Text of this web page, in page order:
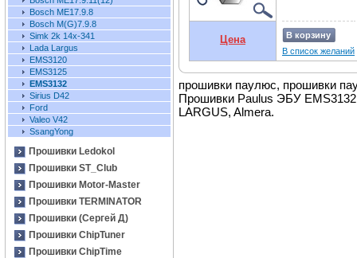
Bosch ME17.9.8
Bosch M(G)7.9.8
Simk 2k 14x-341
Lada Largus
EMS3120
EMS3125
EMS3132
Sirius D42
Ford
Valeo V42
SsangYong
Прошивки Ledokol
Прошивки ST_Club
Прошивки Motor-Master
Прошивки TERMINATOR
Прошивки (Сергей Д)
Прошивки ChipTuner
Прошивки ChipTime
Цена
В корзину
В список желаний
прошивки паулюс, прошивки
Прошивки Paulus ЭБУ
LARGUS, Almera.